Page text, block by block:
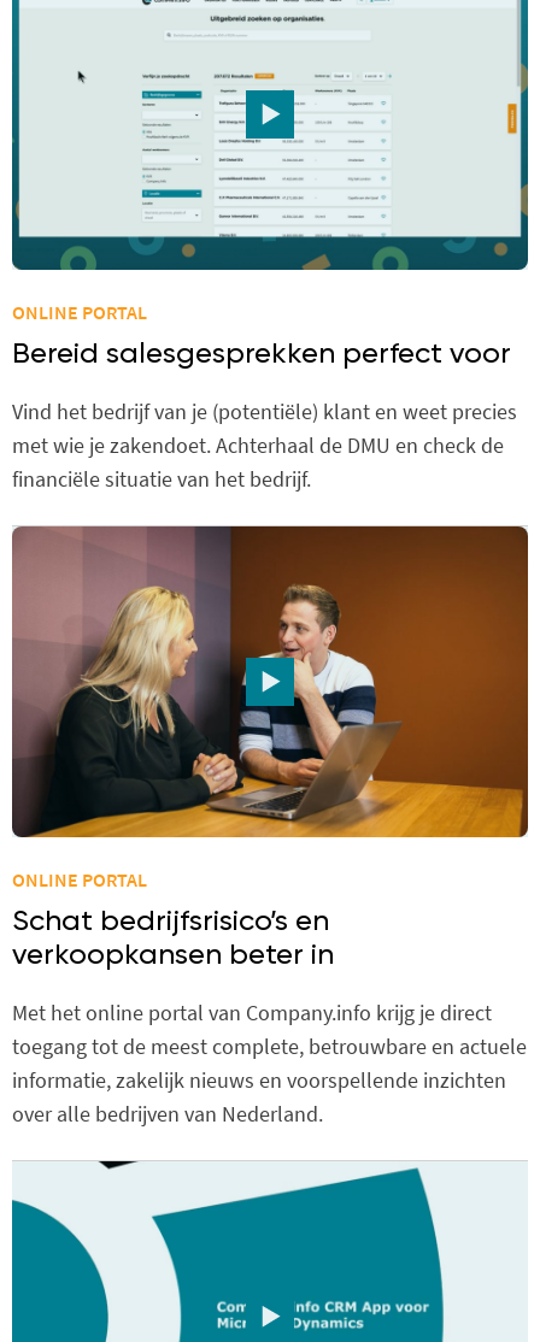
ONLINE PORTAL
Bereid salesgesprekken perfect voor
Vind het bedrijf van je (potentiële) klant en weet precies
met wie je zakendoet. Achterhaal de DMU en check de
financiële situatie van het bedrijf.
ONLINE PORTAL
Schat bedrijfsrisico’s en
verkoopkansen beter in
Met het online portal van Company.info krijg je direct
toegang tot de meest complete, betrouwbare en actuele
informatie, zakelijk nieuws en voorspellende inzichten
over alle bedrijven van Nederland.